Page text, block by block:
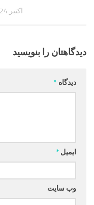
اکتبر 24, 2021
دیدگاهتان را بنویسید
دیدگاه *
ایمیل *
وب‌ سایت